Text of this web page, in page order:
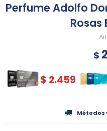
Perfume Adolfo
Rosas
$
$ 2.459
Métodos